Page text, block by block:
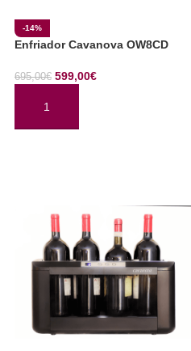
-14%
Enfriador Cavanova OW8CD
695,00€ 599,00€
AÑADIR AL CARRITO